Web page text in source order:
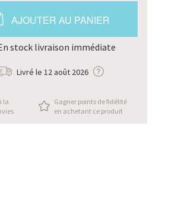
AJOUTER AU PANIER
stock livraison immédiate
Livré le12 août 2026
la
Gagner points de fidélité
en achetant ce produit